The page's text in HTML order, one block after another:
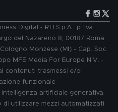
Digital - RTI S.p.A.: p. iva
del Nazareno 8, 00187 Roma.
Monzese (MI) - Cap. Soc.
MFE Media For Europe N.V. -
contenuti trasmessi e/o
funzionale
artificiale generativa.
utilizzare mezzi automatizzati